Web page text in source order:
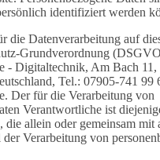
identifiziert werden
die Datenverarbeitung auf
Grundverordnung
- Digitaltechnik, Am Bach 11,
Tel.: 07905-741 99
Der für die Verarbeitung von
Verantwortliche ist
die allein oder gemeinsam mit
Verarbeitung von